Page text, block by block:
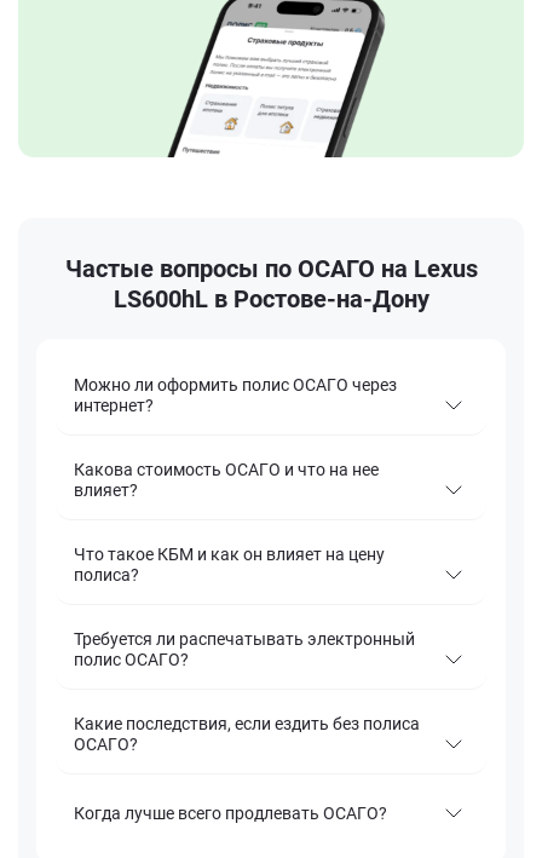
Частые вопросы по ОСАГО на Lexus
LS600hL в Ростове-на-Дону
Можно ли оформить полис ОСАГО через
интернет?
Какова стоимость ОСАГО и что на нее
влияет?
Что такое КБМ и как он влияет на цену
полиса?
Требуется ли распечатывать электронный
полис ОСАГО?
Какие последствия, если ездить без полиса
ОСАГО?
Когда лучше всего продлевать ОСАГО?